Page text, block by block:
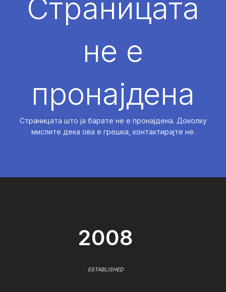
Страницата
не е
пронајдена
Страницата што ја барате не е пронајдена. Доколку
мислите дека ова е грешка, контактирајте не.
2008
ESTABLISHED